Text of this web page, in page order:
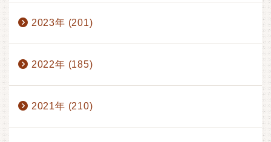
2023年 (201)
2022年 (185)
2021年 (210)